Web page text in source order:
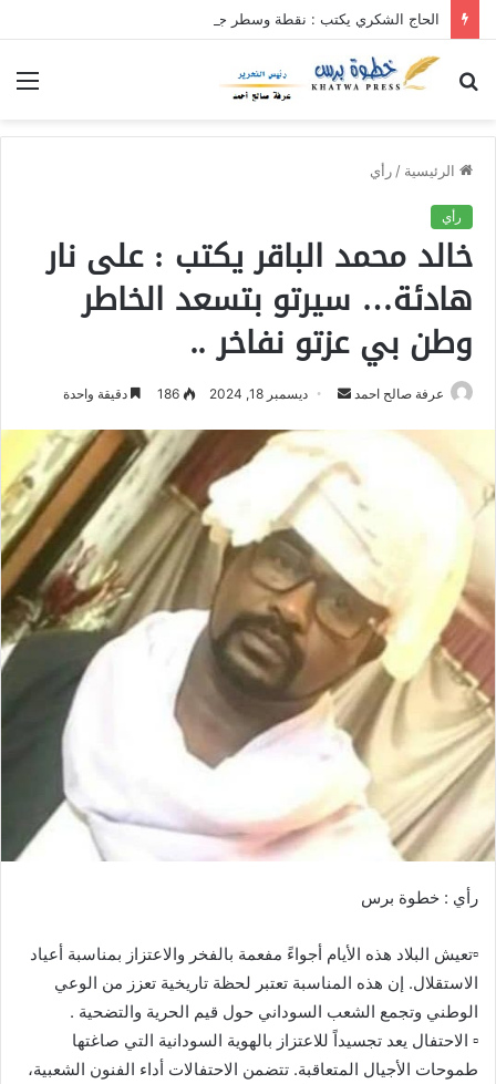
الرئيسية / رأي
رأي
خالد محمد الباقر يكتب : على نار
هادئة… سيرتو بتسعد الخاطر
وطن بي عزتو نفاخر ..
عرفة صالح احمد
س
ل
د
ا
إ
ك
ت
ي
ديسمبر 18, 2024 186 دقيقة واحدة
رأي : خطوة برس
▫️تعيش البلاد هذه الأيام أجواءً مفعمة بالفخر والاعتزاز بمناسبة أعياد
الاستقلال. إن هذه المناسبة تعتبر لحظة تاريخية تعزز من الوعي
الوطني وتجمع الشعب السوداني حول قيم الحرية والتضحية .
▫️ الاحتفال يعد تجسيداً للاعتزاز بالهوية السودانية التي صاغتها
طموحات الأجيال المتعاقبة. تتضمن الاحتفالات أداء الفنون الشعبية،